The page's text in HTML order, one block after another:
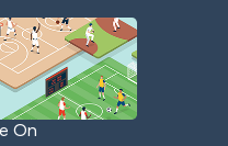
On